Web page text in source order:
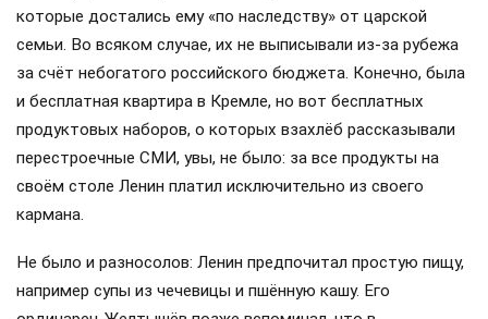
которые достались ему «по наследству» от царской
семьи. Во всяком случае, их не выписывали из-за рубежа
за счёт небогатого российского бюджета. Конечно, была
и бесплатная квартира в Кремле, но вот бесплатных
продуктовых наборов, о которых взахлёб рассказывали
перестроечные СМИ, увы, не было: за все продукты на
своём столе Ленин платил исключительно из своего
кармана.
Не было и разносолов: Ленин предпочитал простую пищу,
например супы из чечевицы и пшённую кашу. Его